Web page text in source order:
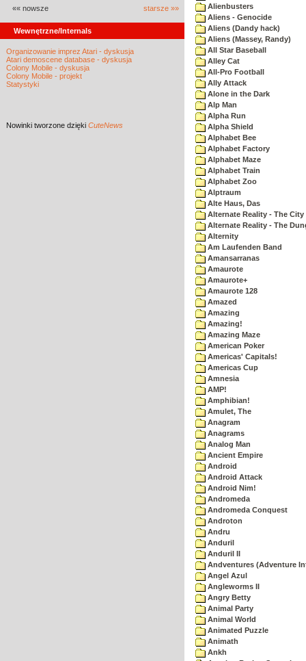
«« nowsze starsze »»
Wewnętrzne/Internals
Organizowanie imprez Atari - dyskusja
Atari demoscene database - dyskusja
Colony Mobile - dyskusja
Colony Mobile - projekt
Statystyki
Nowinki tworzone dzięki CuteNews
Alienbusters
Aliens - Genocide
Aliens (Dandy hack)
Aliens (Massey, Randy)
All Star Baseball
Alley Cat
All-Pro Football
Ally Attack
Alone in the Dark
Alp Man
Alpha Run
Alpha Shield
Alphabet Bee
Alphabet Factory
Alphabet Maze
Alphabet Train
Alphabet Zoo
Alptraum
Alte Haus, Das
Alternate Reality - The City
Alternate Reality - The
Alternity
Am Laufenden Band
Amansarranas
Amaurote
Amaurote+
Amaurote 128
Amazed
Amazing
Amazing!
Amazing Maze
American Poker
Americas' Capitals!
Americas Cup
Amnesia
AMP!
Amphibian!
Amulet, The
Anagram
Anagrams
Analog Man
Ancient Empire
Android
Android Attack
Android Nim!
Andromeda
Andromeda Conquest
Androton
Andru
Anduril
Anduril II
Andventures (Adventure
Angel Azul
Angleworms II
Angry Betty
Animal Party
Animal World
Animated Puzzle
Animath
Ankh